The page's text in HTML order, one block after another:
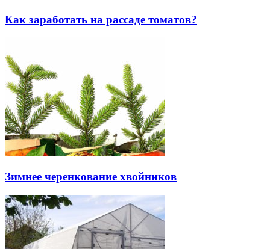
Как заработать на рассаде томатов?
Зимнее черенкование хвойников